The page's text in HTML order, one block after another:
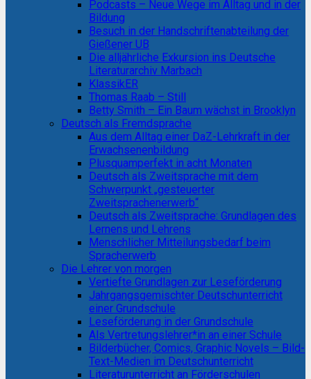
Podcasts – Neue Wege im Alltag und in der
Bildung
Besuch in der Handschriftenabteilung der
Gießener UB
Die alljährliche Exkursion ins Deutsche
Literaturarchiv Marbach
KlassikER
Thomas Raab – Still
Betty Smith – Ein Baum wächst in Brooklyn
Deutsch als Fremdsprache
Aus dem Alltag einer DaZ-Lehrkraft in der
Erwachsenenbildung
Plusquamperfekt in acht Monaten
Deutsch als Zweitsprache mit dem
Schwerpunkt „gesteuerter
Zweitsprachenerwerb“
Deutsch als Zweitsprache: Grundlagen des
Lernens und Lehrens
Menschlicher Mitteilungsbedarf beim
Spracherwerb
Die Lehrer von morgen
Vertiefte Grundlagen zur Leseförderung
Jahrgangsgemischter Deutschunterricht
einer Grundschule
Leseförderung in der Grundschule
Als Vertretungslehrer*in an einer Schule
Bilderbücher, Comics, Graphic Novels – Bild-
Text-Medien im Deutschunterricht
Literaturunterricht an Förderschulen